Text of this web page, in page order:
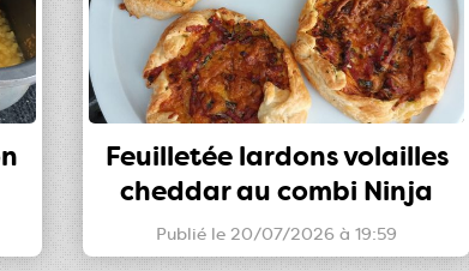
Feuilletée lardons volailles
cheddar au combi Ninja
Publié le 20/07/2026 à 19:59